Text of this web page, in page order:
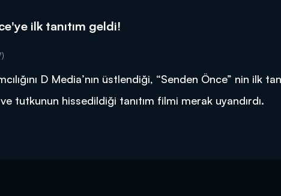
ilk tanıtım geldi!
D Media’nın üstlendiği, “Senden Önce” nin ilk
tutkunun hissedildiği tanıtım filmi merak uyandırdı.